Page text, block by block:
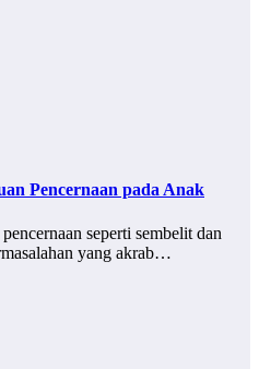
Pencernaan pada Anak
seperti sembelit dan
yang akrab…